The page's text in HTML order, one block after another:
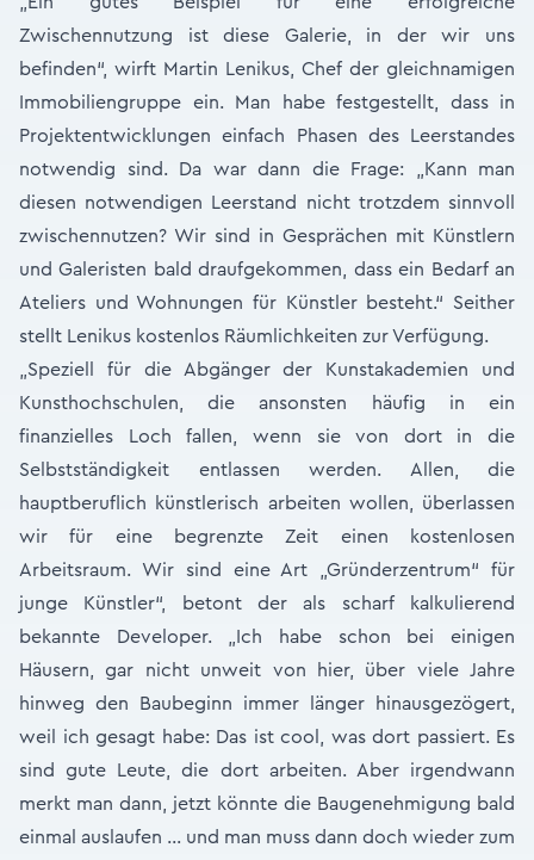
Zwischennutzung ist diese Galerie, in der wir uns
befinden“, wirft Martin Lenikus, Chef der gleichnamigen
Immobiliengruppe ein. Man habe festgestellt, dass in
Projektentwicklungen einfach Phasen des Leerstandes
notwendig sind. Da war dann die Frage: „Kann man
diesen notwendigen Leerstand nicht trotzdem sinnvoll
zwischennutzen? Wir sind in Gesprächen mit Künstlern
und Galeristen bald draufgekommen, dass ein Bedarf an
Ateliers und Wohnungen für Künstler besteht.“ Seither
stellt Lenikus kostenlos Räumlichkeiten zur Verfügung.
„Speziell für die Abgänger der Kunstakademien und
Kunsthochschulen, die ansonsten häufig in ein
finanzielles Loch fallen, wenn sie von dort in die
Selbstständigkeit entlassen werden. Allen, die
hauptberuflich künstlerisch arbeiten wollen, überlassen
wir für eine begrenzte Zeit einen kostenlosen
Arbeitsraum. Wir sind eine Art „Gründerzentrum“ für
junge Künstler“, betont der als scharf kalkulierend
bekannte Developer. „Ich habe schon bei einigen
Häusern, gar nicht unweit von hier, über viele Jahre
hinweg den Baubeginn immer länger hinausgezögert,
weil ich gesagt habe: Das ist cool, was dort passiert. Es
sind gute Leute, die dort arbeiten. Aber irgendwann
merkt man dann, jetzt könnte die Baugenehmigung bald
einmal auslaufen … und man muss dann doch wieder zum